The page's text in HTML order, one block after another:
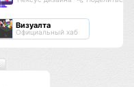
Визуалта
Официальный хаб